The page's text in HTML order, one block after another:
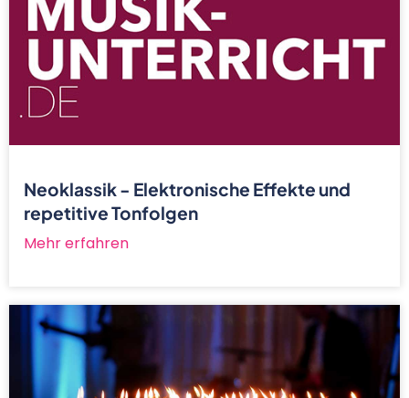
Neoklassik - Elektronische Effekte und
repetitive Tonfolgen
Mehr erfahren